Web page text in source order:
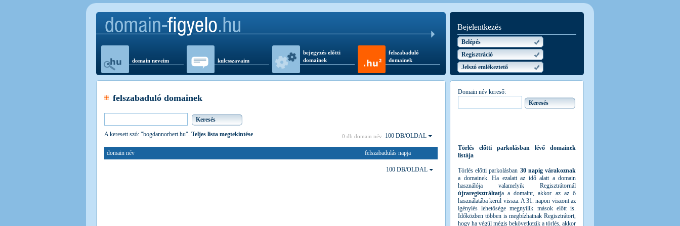
domain neveim kulcsszavaim
bejegyzés előtti
domainek
felszabaduló
domainek
Bejelentkezés
Belépés
Regisztráció
Jelszó emlékeztető
felszabaduló domainek
A keresett szó: "bogdannorbert.hu". Teljes lista megtekintése 0 db domain név 100 DB/OLDAL
domain név felszabadulás napja
100 DB/OLDAL
Domain név kereső:
Törlés előtti parkolásban lévő domainek
listája
Törlés előtti parkolásban 30 napig várakoznak
a domainek. Ha ezalatt az idő alatt a domain
használója valamelyik Regisztrátornál
újraregisztráltatja a domaint, akkor az az ő
használatába kerül vissza. A 31. napon viszont az
igénylés lehetősége megnyílik mások előtt is.
Időközben többen is megbízhatnak Regisztrátort,
hogy ha végül mégis bekövetkezik a törlés, akkor